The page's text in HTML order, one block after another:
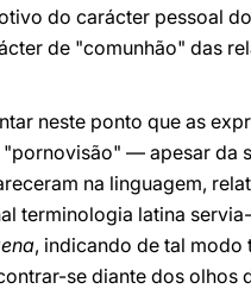
do carácter pessoal
de "comunhão" das
neste ponto que as
— apesar da
na linguagem,
terminologia latina
, indicando de tal modo
se diante dos olhos